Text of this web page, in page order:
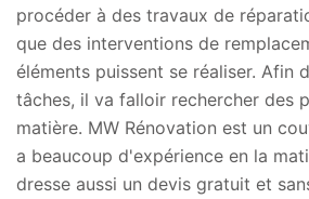
procéder à des travaux de
que des interventions de
éléments puissent se réaliser. Afin
tâches, il va falloir rechercher des
matière. MW Rénovation est un
a beaucoup d'expérience en la
dresse aussi un devis gratuit et